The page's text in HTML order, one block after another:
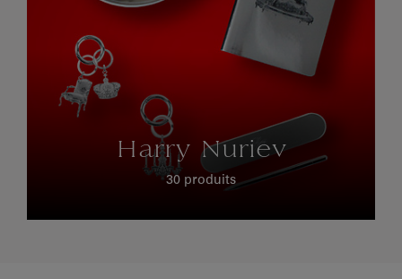
Harry Nuriev
30 produits